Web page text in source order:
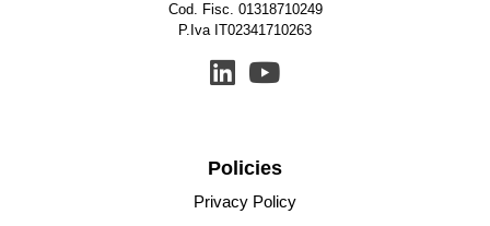
Cod. Fisc. 01318710249
P.Iva IT02341710263
Policies
Privacy Policy